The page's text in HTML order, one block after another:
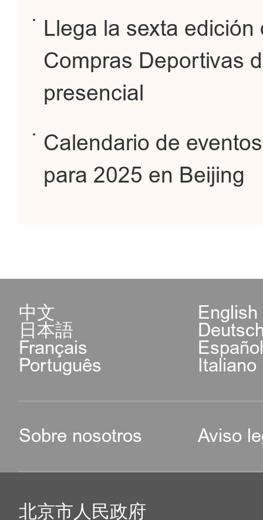
Llega la sexta edición
Compras Deportivas
presencial
Calendario de
para 2025 en Beijing
中文 English
日本語
Français
Português Italiano
Sobre nosotros Aviso
北京市人民政府